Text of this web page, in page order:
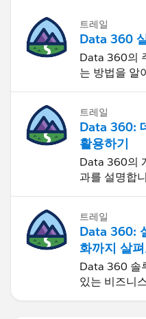
트레일
Data 360
Data 360의
는 방법을 알
트레일
Data 360:
활용하기
Data 360의
과를 설명합
트레일
Data 360:
화까지 살
Data 360 솔
있는 비즈니